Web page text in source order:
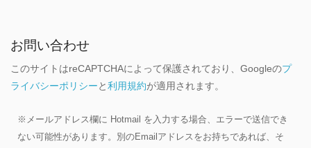
お問い合わせ
このサイトはreCAPTCHAによって保護されており、Googleのプ
ライバシーポリシーと利用規約が適用されます。
※メールアドレス欄に Hotmail を入力する場合、エラーで送信でき
ない可能性があります。別のEmailアドレスをお持ちであれば、そ